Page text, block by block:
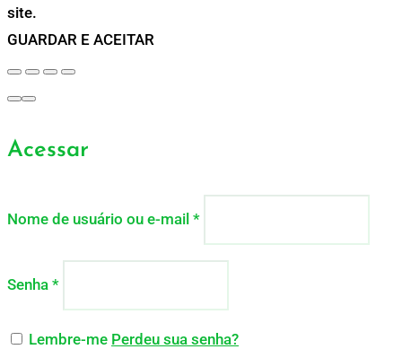
site.
GUARDAR E ACEITAR
Acessar
Nome de usuário ou e-mail *
Senha *
Lembre-me Perdeu sua senha?